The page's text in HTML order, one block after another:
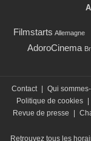
Filmstarts Allemagne
AdoroCinema
Contact | Qui
Politique de cookies |
Revue de presse
|
Retrouvez tous les